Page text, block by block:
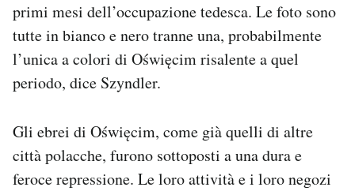
primi mesi dell’occupazione tedesca. Le foto sono
tutte in bianco e nero tranne una, probabilmente
l’unica a colori di Oświęcim risalente a quel
periodo, dice Szyndler.
Gli ebrei di Oświęcim, come già quelli di altre
città polacche, furono sottoposti a una dura e
feroce repressione. Le loro attività e i loro negozi